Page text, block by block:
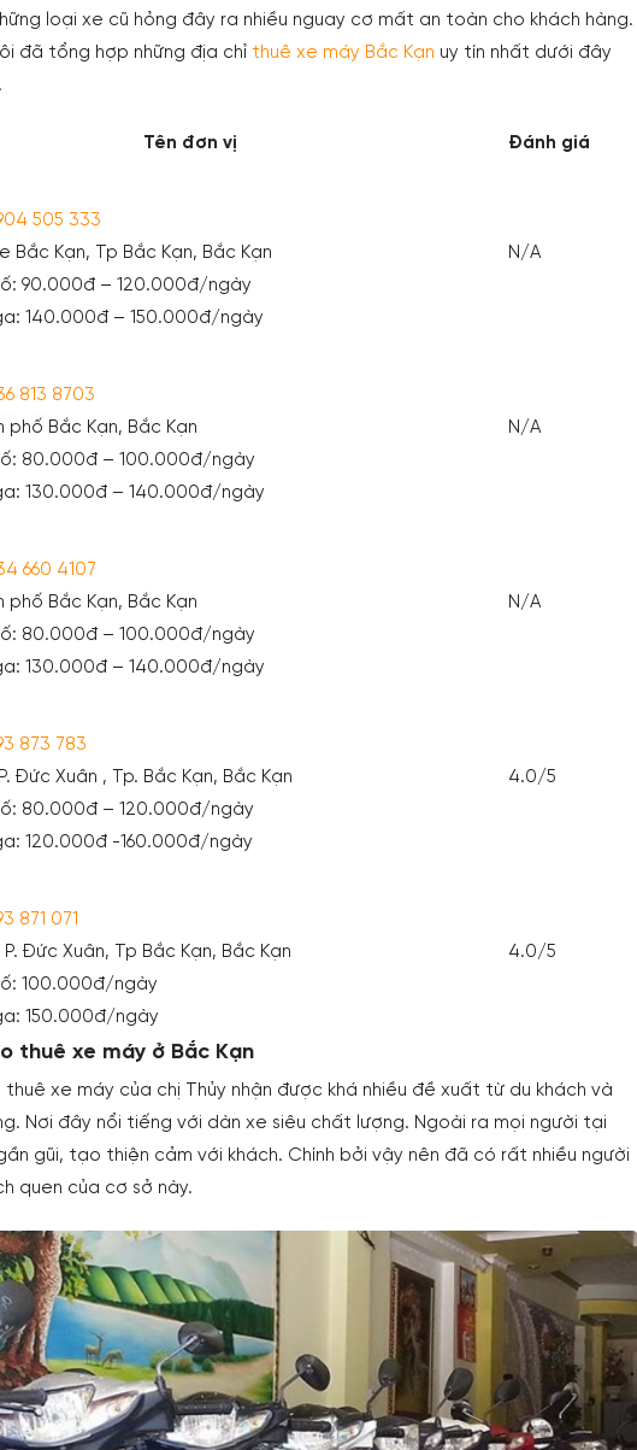
loại xe cũ hỏng đây ra nhiều nguay cơ mất an toàn cho khách hàng.
đã tổng hợp những địa chỉ thuê xe máy Bắc Kạn uy tín nhất dưới đây
Tên đơn vị Đánh giá
505 333
Bắc Kạn, Tp Bắc Kạn, Bắc Kạn
90.000đ – 120.000đ/ngày
140.000đ – 150.000đ/ngày
N/A
813 8703
phố Bắc Kạn, Bắc Kạn
80.000đ – 100.000đ/ngày
130.000đ – 140.000đ/ngày
N/A
660 4107
phố Bắc Kạn, Bắc Kạn
80.000đ – 100.000đ/ngày
130.000đ – 140.000đ/ngày
N/A
873 783
Đức Xuân , Tp. Bắc Kạn, Bắc Kạn
80.000đ – 120.000đ/ngày
120.000đ -160.000đ/ngày
4.0/5
871 071
Đức Xuân, Tp Bắc Kạn, Bắc Kạn
100.000đ/ngày
150.000đ/ngày
4.0/5
thuê xe máy ở Bắc Kạn
xe máy của chị Thủy nhận được khá nhiều đề xuất từ du khách và
Nơi đây nổi tiếng với dàn xe siêu chất lượng. Ngoài ra mọi người tại
gũi, tạo thiện cảm với khách. Chính bởi vậy nên đã có rất nhiều người
quen của cơ sở này.